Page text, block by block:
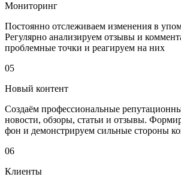
Мониторинг
Постоянно отслеживаем изменения в
Регулярно анализируем отзывы и
проблемные точки и реагируем на них
05
Новый контент
Создаём профессиональные
новости, обзоры, статьи и отзывы.
фон и демонстрируем сильные стороны
06
Клиенты